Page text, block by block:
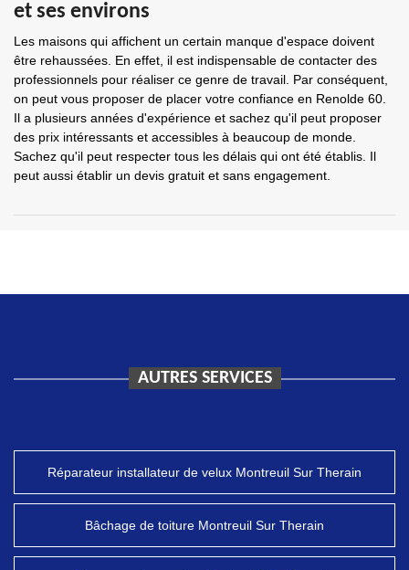
et ses environs
Les maisons qui affichent un certain manque d'espace doivent
être rehaussées. En effet, il est indispensable de contacter des
professionnels pour réaliser ce genre de travail. Par conséquent,
on peut vous proposer de placer votre confiance en Renolde 60.
Il a plusieurs années d'expérience et sachez qu'il peut proposer
des prix intéressants et accessibles à beaucoup de monde.
Sachez qu'il peut respecter tous les délais qui ont été établis. Il
peut aussi établir un devis gratuit et sans engagement.
AUTRES SERVICES
Réparateur installateur de velux Montreuil Sur Therain
Bâchage de toiture Montreuil Sur Therain